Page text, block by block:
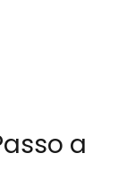
a